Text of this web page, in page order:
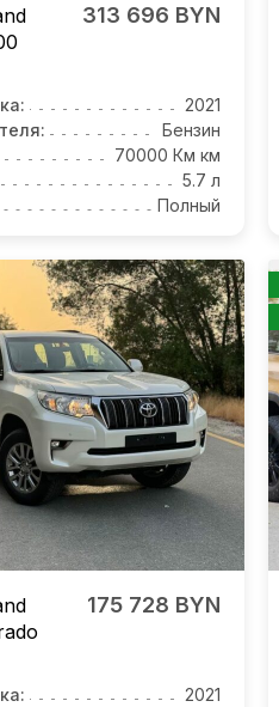
313 696 BYN
2021
Бензин
70000 Км км
5.7 л
Полный
175 728 BYN
2021